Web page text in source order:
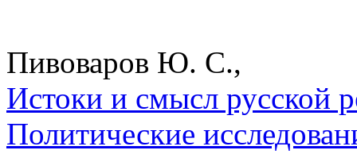
Пивоваров Ю. С.,
Истоки и смысл русской
Политические